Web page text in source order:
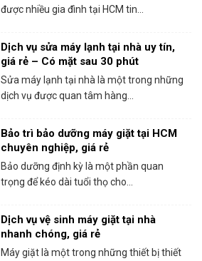
được nhiều gia đình tại HCM tin...
Dịch vụ sửa máy lạnh tại nhà uy tín,
giá rẻ – Có mặt sau 30 phút
Sửa máy lạnh tại nhà là một trong những
dịch vụ được quan tâm hàng...
Bảo trì bảo dưỡng máy giặt tại HCM
chuyên nghiệp, giá rẻ
Bảo dưỡng định kỳ là một phần quan
trọng để kéo dài tuổi thọ cho...
Dịch vụ vệ sinh máy giặt tại nhà
nhanh chóng, giá rẻ
Máy giặt là một trong những thiết bị thiết